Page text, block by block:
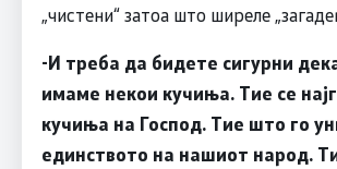
„чистени“ затоа што ширеле
-И треба да бидете сигурни
имаме некои кучиња. Тие се
кучиња на Господ. Тие што го
единството на нашиот народ.